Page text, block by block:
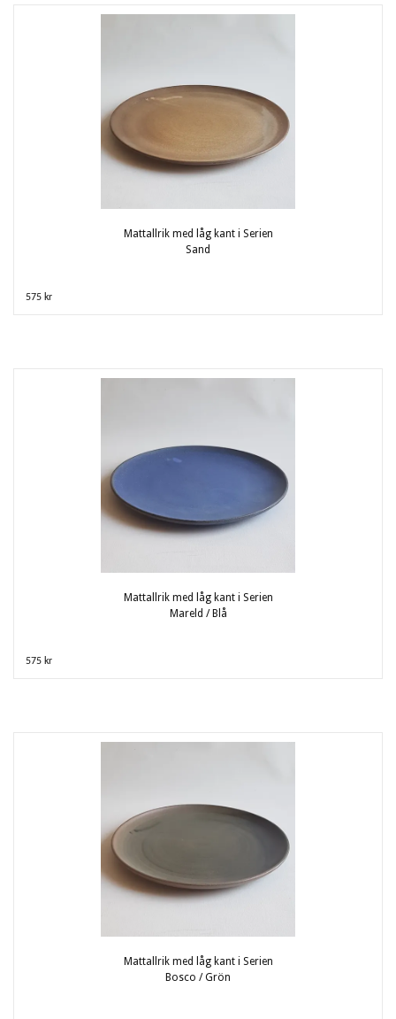
Mattallrik med låg kant i Serien
Sand
575 kr
Mattallrik med låg kant i Serien
Mareld / Blå
575 kr
Mattallrik med låg kant i Serien
Bosco / Grön